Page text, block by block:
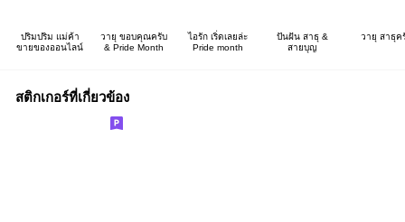
ปริมปริม แม่ค้า
ขายของออนไลน์
วายุ ขอบคุณครับ
& Pride Month
ไอรัก เริ่ดเลยล่ะ
Pride month
ปันฝัน สาธุ &
สายบุญ
วายุ สาธุค
สติกเกอร์ที่เกี่ยวข้อง